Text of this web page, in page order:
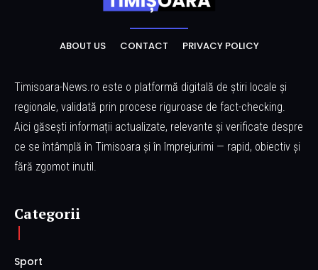
ABOUT US CONTACT PRIVACY POLICY
Timisoara-News.ro este o platformă digitală de știri locale și
regionale, validată prin procese riguroase de fact-checking.
Aici găsești informații actualizate, relevante și verificate despre
ce se întâmplă în Timisoara și în împrejurimi — rapid, obiectiv și
fără zgomot inutil.
Categorii
Sport